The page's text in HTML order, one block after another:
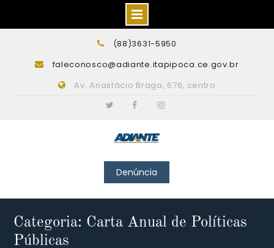
content
(88)3631-5950
faleconosco@adiante.itapipoca.ce.gov.br
Av. Anastácio Braga, 676, centro
Denúncia
Categoria: Carta Anual de Políticas
Públicas